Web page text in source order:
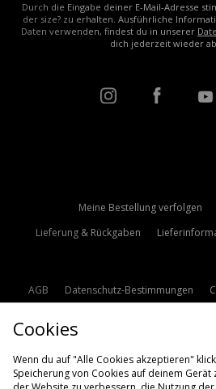
Durch die Eingabe deiner E-Mail-Adresse
der size? zu erhalten. Ausführliche
Daten verwenden, findest du in unserer
dich jederzeit wieder
Meine Bestellung verfolgen
Lieferung & Rückgaben
AGB Datenschutz-Bestimmungen
Cookies
Wenn du auf "Alle Cookies akzeptieren"
Speicherung von Cookies auf deinem